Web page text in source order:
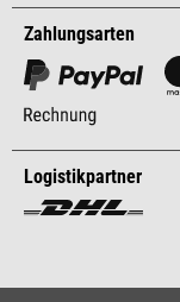
Zahlungsarten
Logistikpartner